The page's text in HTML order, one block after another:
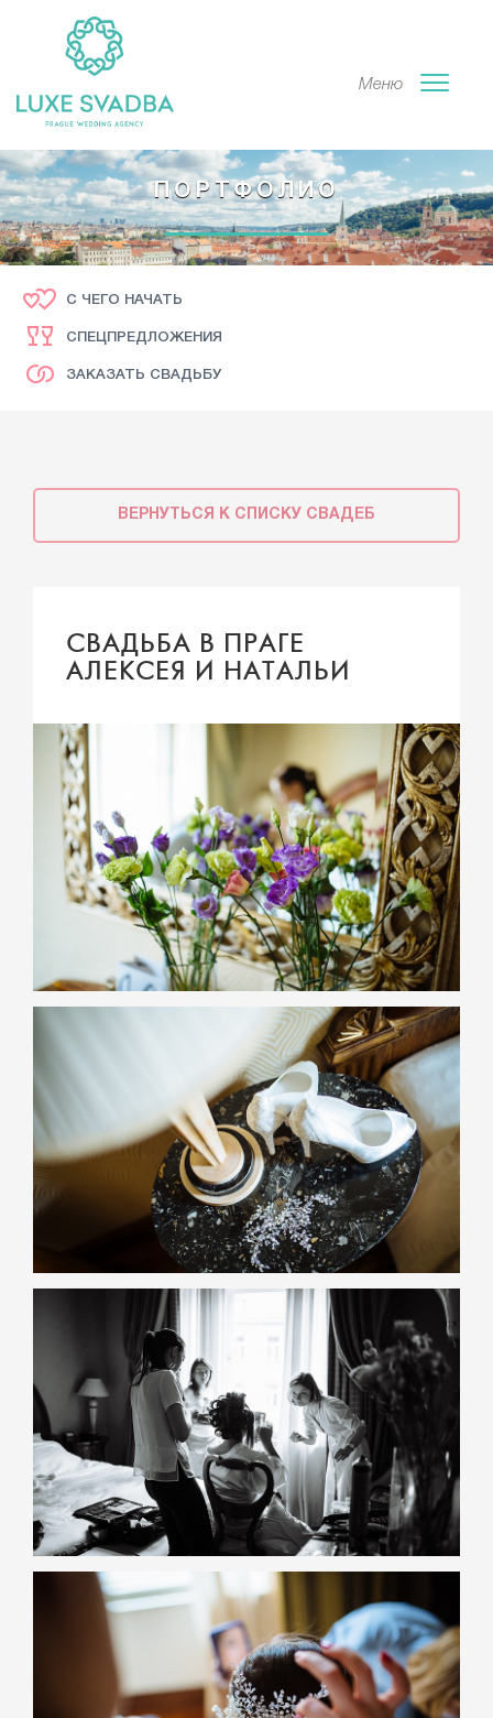
Меню
ПОРТФОЛИО
С ЧЕГО НАЧАТЬ
СПЕЦПРЕДЛОЖЕНИЯ
ЗАКАЗАТЬ СВАДЬБУ
ВЕРНУТЬСЯ К СПИСКУ СВАДЕБ
СВАДЬБА В ПРАГЕ
АЛЕКСЕЯ И НАТАЛЬИ